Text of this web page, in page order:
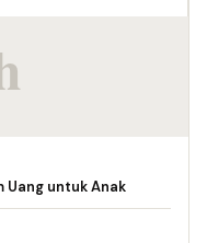
Uang untuk Anak